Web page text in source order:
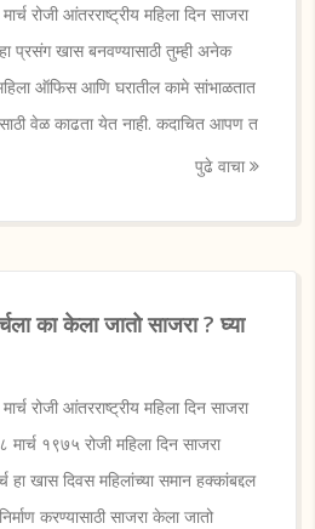
रोजी आंतरराष्ट्रीय महिला दिन साजरा
प्रसंग खास बनवण्यासाठी तुम्ही अनेक
ऑफिस आणि घरातील कामे सांभाळतात
वेळ काढता येत नाही. कदाचित आपण त
पुढे वाचा
का केला जातो साजरा ? घ्या
रोजी आंतरराष्ट्रीय महिला दिन साजरा
मार्च १९७५ रोजी महिला दिन साजरा
खास दिवस महिलांच्या समान हक्कांबद्दल
करण्यासाठी साजरा केला जातो